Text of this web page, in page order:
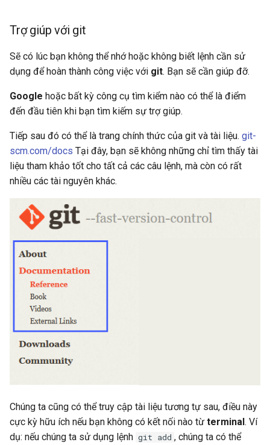
r
n
g
Git Rewriting History
Git Phân nhánh (Branch)
Git Remote Repositories
Git Diff
Git Config
Git Rebase
Git Pull
Git Reset
Git Push
Tài liệu tham khảo
Trợ giúp với git
Sẽ có lúc bạn không thể nhớ hoặc không biết lệnh cần sử
dụng để hoàn thành công việc với git. Bạn sẽ cần giúp đỡ.
Google hoặc bất kỳ công cụ tìm kiểm nào có thể là điểm
đến đầu tiên khi bạn tìm kiếm sự trợ giúp.
Tiếp sau đó có thể là trang chính thức của git và tài liệu. git-
scm.com/docs Tại đây, bạn sẽ không những chỉ tìm thấy tài
liệu tham khảo tốt cho tất cả các câu lệnh, mà còn có rất
nhiều các tài nguyên khác.
Chúng ta cũng có thể truy cập tài liệu tương tự sau, điều này
cực kỳ hữu ích nếu bạn không có kết nối nào từ terminal. Ví
dụ: nếu chúng ta sử dụng lệnh git add , chúng ta có thể